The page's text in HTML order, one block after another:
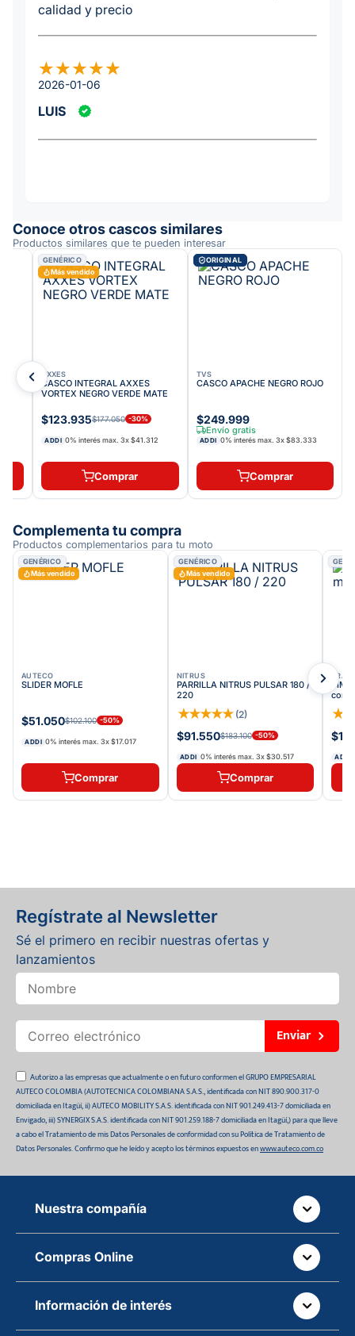
calidad y precio
2026-01-06
LUIS
Conoce otros cascos similares
Productos similares que te pueden interesar
GENÉRICO
Más vendido
AXXES
CASCO INTEGRAL AXXES
VORTEX NEGRO VERDE MATE
$123.935$177.050 -30%
ADDI 0% interés max.3x$41.312
Comprar
ORIGINAL
TVS
CASCO APACHE NEGRO ROJO
$249.999
Envío gratis
ADDI 0% interés max. 3x$83.333
Comprar
Complementa tu compra
Productos complementarios para tu moto
GENÉRICO
Más vendido
AUTECO
SLIDER MOFLE
$51.050$102.100 -50%
ADDI 0% interés max. 3x$17.017
Comprar
GENÉRICO
Más vendido
NITRUS
PARRILLA NITRUS PULSAR 180 /
220
★★★★★ (2)
$91.550$183.100 -50%
ADDI 0% interés max. 3x$30.517
Comprar
SIM
★
ADDI
Regístrate al Newsletter
Sé el primero en recibir nuestras ofertas y
lanzamientos
Enviar
Autorizo a las empresas que actualmente o en futuro conformen el GRUPO EMPRESARIAL
AUTECO COLOMBIA (AUTOTECNICA COLOMBIANA S.A.S., identificada con NIT 890.900.317-0
domiciliada en Itagüí, ii) AUTECO MOBILITY S.A.S. identificada con NIT 901.249.413-7 domiciliada en
Envigado, iii) SYNERGIX S.A.S. identificada con NIT 901.259.188-7 domiciliada en Itagüí,) para que lleve
a cabo el Tratamiento de mis Datos Personales de conformidad con su Política de Tratamiento de
Datos Personales. Confirmo que he leído y acepto los términos expuestos enwww.auteco.com.co
Nuestra compañía
Quiénes somos
Auteco sostenible
Movilidad Segura
Compras Online
¿Dónde está tu pedido?
Información de interés
Manual de partes de vehículos